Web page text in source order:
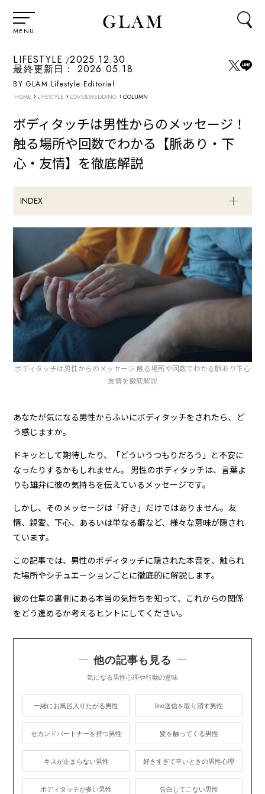
MENU
LIFESTYLE 2025.12.30
最終更新日： 2026.05.18
BY GLAM Lifestyle Editorial
HOME › LIFESTYLE › LOVE&WEDDING › COLUMN
ボディタッチは男性からのメッセージ！
触る場所や回数でわかる【脈あり・下
心・友情】を徹底解説
INDEX
ボディタッチは男性からのメッセージ 触る場所や回数でわかる脈あり下心
友情を徹底解説
あなたが気になる男性からふいにボディタッチをされたら、ど
う感じますか。
ドキッとして期待したり、「どういうつもりだろう」と不安に
なったりするかもしれません。 男性のボディタッチは、言葉よ
りも雄弁に彼の気持ちを伝えているメッセージです。
しかし、そのメッセージは「好き」だけではありません。友
情、親愛、下心、あるいは単なる癖など、様々な意味が隠され
ています。
この記事では、男性のボディタッチに隠された本音を、触られ
た場所やシチュエーションごとに徹底的に解説します。
彼の仕草の裏側にある本当の気持ちを知って、これからの関係
をどう進めるか考えるヒントにしてください。
他の記事も見る
気になる男性心理や行動の意味
一緒にお風呂入りたがる男性 line送信を取り消す男性
セカンドパートナーを持つ男性 髪を触ってくる男性
キスが止まらない男性 好きすぎて辛いときの男性心理
ボディタッチが多い男性 告白してこない男性